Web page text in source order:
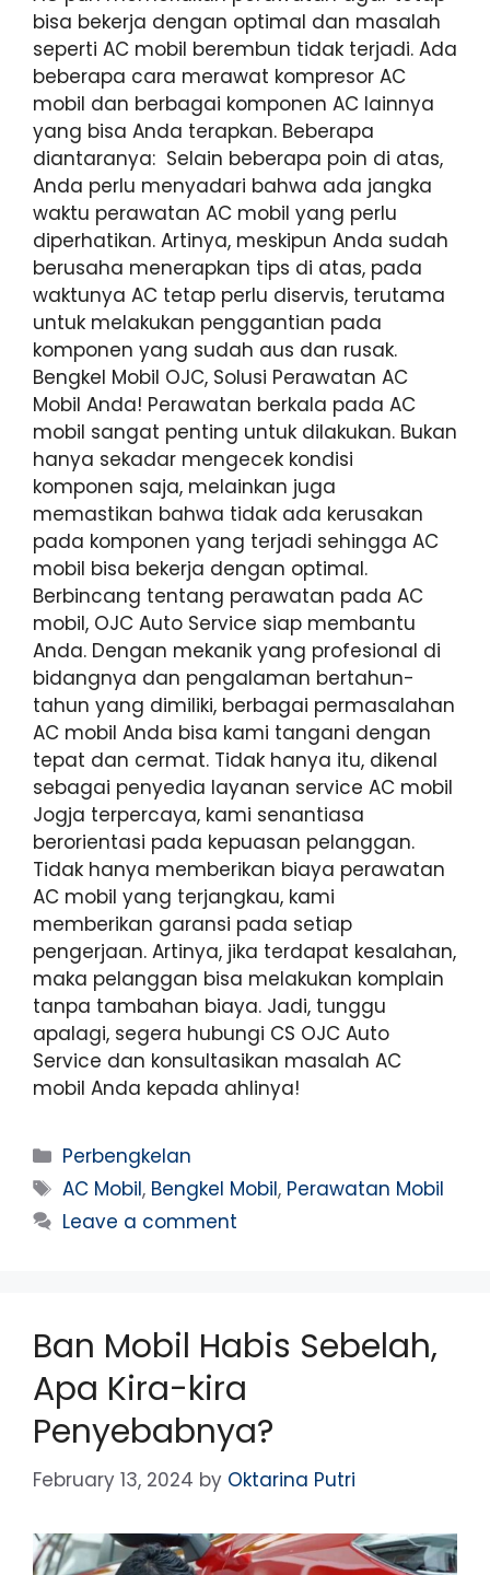
bisa bekerja dengan optimal dan masalah
seperti AC mobil berembun tidak terjadi. Ada
beberapa cara merawat kompresor AC
mobil dan berbagai komponen AC lainnya
yang bisa Anda terapkan. Beberapa
diantaranya: Selain beberapa poin di atas,
Anda perlu menyadari bahwa ada jangka
waktu perawatan AC mobil yang perlu
diperhatikan. Artinya, meskipun Anda sudah
berusaha menerapkan tips di atas, pada
waktunya AC tetap perlu diservis, terutama
untuk melakukan penggantian pada
komponen yang sudah aus dan rusak.
Bengkel Mobil OJC, Solusi Perawatan AC
Mobil Anda! Perawatan berkala pada AC
mobil sangat penting untuk dilakukan. Bukan
hanya sekadar mengecek kondisi
komponen saja, melainkan juga
memastikan bahwa tidak ada kerusakan
pada komponen yang terjadi sehingga AC
mobil bisa bekerja dengan optimal.
Berbincang tentang perawatan pada AC
mobil, OJC Auto Service siap membantu
Anda. Dengan mekanik yang profesional di
bidangnya dan pengalaman bertahun-
tahun yang dimiliki, berbagai permasalahan
AC mobil Anda bisa kami tangani dengan
tepat dan cermat. Tidak hanya itu, dikenal
sebagai penyedia layanan service AC mobil
Jogja terpercaya, kami senantiasa
berorientasi pada kepuasan pelanggan.
Tidak hanya memberikan biaya perawatan
AC mobil yang terjangkau, kami
memberikan garansi pada setiap
pengerjaan. Artinya, jika terdapat kesalahan,
maka pelanggan bisa melakukan komplain
tanpa tambahan biaya. Jadi, tunggu
apalagi, segera hubungi CS OJC Auto
Service dan konsultasikan masalah AC
mobil Anda kepada ahlinya!
Perbengkelan
AC Mobil, Bengkel Mobil, Perawatan Mobil
Leave a comment
Ban Mobil Habis Sebelah,
Apa Kira-kira
Penyebabnya?
February 13, 2024 by Oktarina Putri